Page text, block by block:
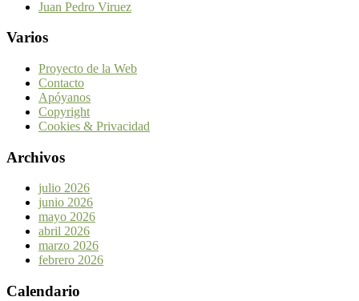
Juan Pedro Viruez
Varios
Proyecto de la Web
Contacto
Apóyanos
Copyright
Cookies & Privacidad
Archivos
julio 2026
junio 2026
mayo 2026
abril 2026
marzo 2026
febrero 2026
Calendario